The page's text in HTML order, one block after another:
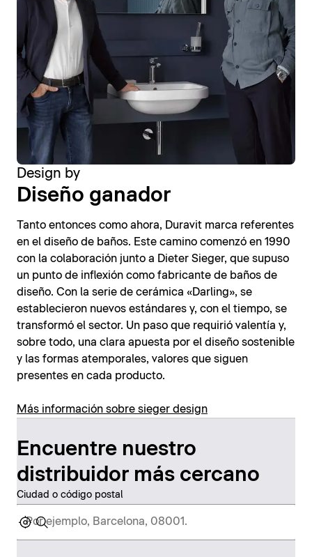
Design by
Diseño ganador
Tanto entonces como ahora, Duravit marca referentes
en el diseño de baños. Este camino comenzó en 1990
con la colaboración junto a Dieter Sieger, que supuso
un punto de inflexión como fabricante de baños de
diseño. Con la serie de cerámica «Darling», se
establecieron nuevos estándares y, con el tiempo, se
transformó el sector. Un paso que requirió valentía y,
sobre todo, una clara apuesta por el diseño sostenible
y las formas atemporales, valores que siguen
presentes en cada producto.
Más información sobre sieger design
Encuentre nuestro
distribuidor más cercano
Ciudad o código postal